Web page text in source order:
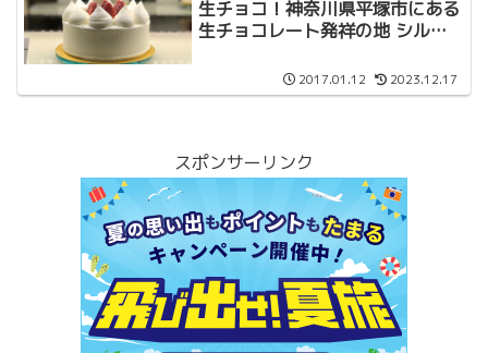
生チョコ！神奈川県平塚市にある
生チョコレート発祥の地 シルス
した。うまい！2017.01.12 2023.12.17
スポンサーリンク